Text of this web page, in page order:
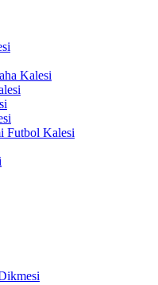
Kalesi
Futbol Kalesi